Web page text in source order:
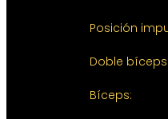
Posición
Doble
Bíceps: